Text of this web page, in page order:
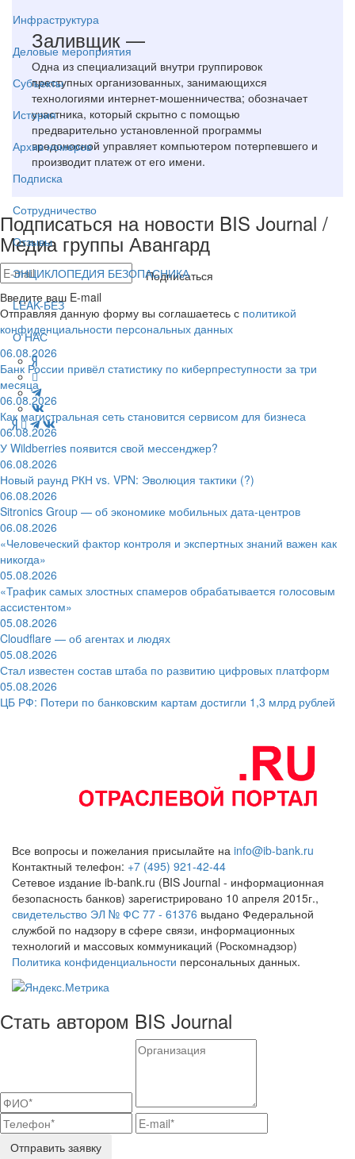
Инфраструктура
Деловые мероприятия
Субъекты
История
Архив номеров
Подписка
Сотрудничество
Отзывы
ЭНЦИКЛОПЕДИЯ БЕЗОПАСНИКА
LEAK-БЕЗ
О НАС
Заливщик —
Одна из специализаций внутри группировок
преступных организованных, занимающихся
технологиями интернет-мошенничества; обозначает
участника, который скрытно с помощью
предварительно установленной программы
вредоносной управляет компьютером потерпевшего и
производит платеж от его имени.
Подписаться на новости BIS Journal /
Медиа группы Авангард
Подписаться
Введите ваш E-mail
Отправляя данную форму вы соглашаетесь с политикой
конфиденциальности персональных данных
06.08.2026
Банк России привёл статистику по киберпреступности за три
месяца
06.08.2026
Как магистральная сеть становится сервисом для бизнеса
06.08.2026
У Wildberries появится свой мессенджер?
06.08.2026
Новый раунд РКН vs. VPN: Эволюция тактики (?)
06.08.2026
Sitronics Group — об экономике мобильных дата-центров
06.08.2026
«Человеческий фактор контроля и экспертных знаний важен как
никогда»
05.08.2026
«Трафик самых злостных спамеров обрабатывается голосовым
ассистентом»
05.08.2026
Cloudflare — об агентах и людях
05.08.2026
Стал известен состав штаба по развитию цифровых платформ
05.08.2026
ЦБ РФ: Потери по банковским картам достигли 1,3 млрд рублей
Все вопросы и пожелания присылайте на info@ib-bank.ru
Контактный телефон: +7 (495) 921-42-44
Сетевое издание ib-bank.ru (BIS Journal - информационная
безопасность банков) зарегистрировано 10 апреля 2015г.,
свидетельство ЭЛ № ФС 77 - 61376 выдано Федеральной
службой по надзору в сфере связи, информационных
технологий и массовых коммуникаций (Роскомнадзор)
Политика конфиденциальности персональных данных.
Стать автором BIS Journal
Отправить заявку